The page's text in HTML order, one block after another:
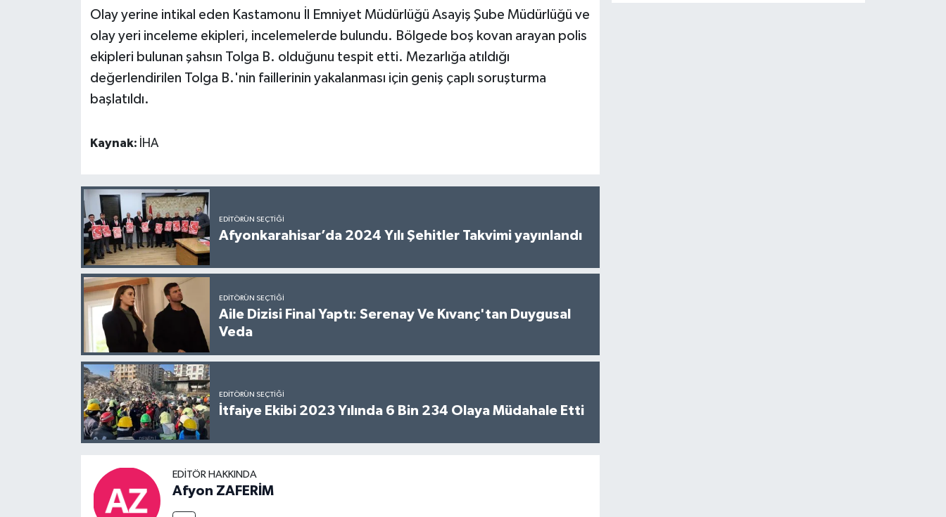
Olay yerine intikal eden Kastamonu İl Emniyet Müdürlüğü Asayiş Şube Müdürlüğü ve
olay yeri inceleme ekipleri, incelemelerde bulundu. Bölgede boş kovan arayan polis
ekipleri bulunan şahsın Tolga B. olduğunu tespit etti. Mezarlığa atıldığı
değerlendirilen Tolga B.'nin faillerinin yakalanması için geniş çaplı soruşturma
başlatıldı.
Kaynak: İHA
EDITÖRÜN SEÇTIĞI
Afyonkarahisar’da 2024 Yılı Şehitler Takvimi yayınlandı
EDITÖRÜN SEÇTIĞI
Aile Dizisi Final Yaptı: Serenay Ve Kıvanç'tan Duygusal
Veda
EDITÖRÜN SEÇTIĞI
İtfaiye Ekibi 2023 Yılında 6 Bin 234 Olaya Müdahale Etti
EDITÖR HAKKINDA
Afyon ZAFERİM